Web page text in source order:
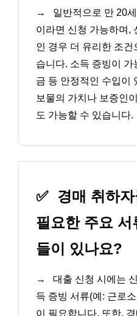
→
일반적으로 만 20
이라면 신청 가능하며,
인 경우 더 유리한 조
습니다. 소득 증빙이 가
금 등 안정적인 수입이
보물의 가치나 보증인
도 가능할 수 있습니다.
✅ 경매 취하
필요한 주요 서
들이 있나요?
→
대출 신청 시에는
득 증빙 서류(예: 근로
이 필요합니다. 또한,